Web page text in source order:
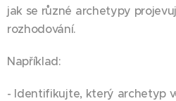
jak se různé archetypy
rozhodování.
Například:
- Identifikujte, který archetyp